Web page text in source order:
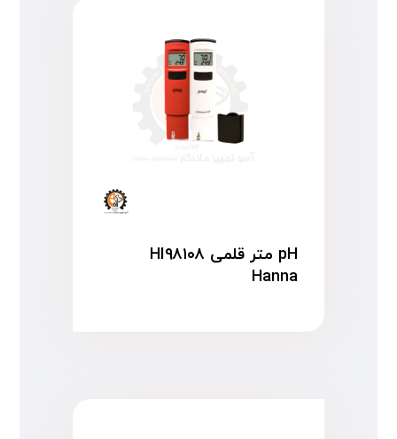
pH متر قلمی HI۹۸۱۰۸
Hanna